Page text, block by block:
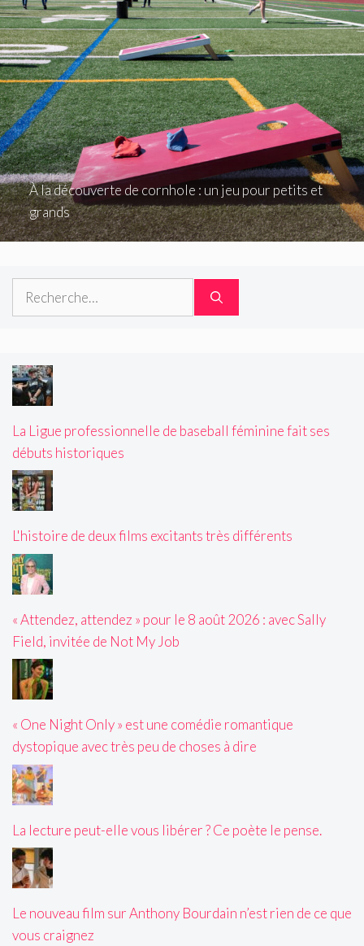
À la découverte de cornhole : un jeu pour petits et
grands
Rechercher :
La Ligue professionnelle de baseball féminine fait ses
débuts historiques
L'histoire de deux films excitants très différents
« Attendez, attendez » pour le 8 août 2026 : avec Sally
Field, invitée de Not My Job
« One Night Only » est une comédie romantique
dystopique avec très peu de choses à dire
La lecture peut-elle vous libérer ? Ce poète le pense.
Le nouveau film sur Anthony Bourdain n’est rien de ce que
vous craignez